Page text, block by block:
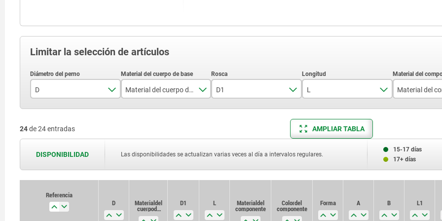
Limitar la selección de artículos
D
6
8
Material del cuerpo de base
acero
D1
M12x1,5
L
58
77
24de 24 entradas AMPLIAR TABLA
DISPONIBILIDAD Las disponibilidades se actualizan varias veces al día a intervalos regulares.
15-17 días
17+ días
Referencia
D
Material del
cuerpo de
base
D1 L Material del
componente
Color del
componente
Forma A B L1
Referencia
D
Material del
cuerpo de
base
D1 L Material del
componente
Color del
componente
Forma A B L1